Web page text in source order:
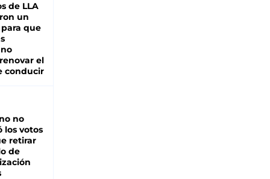
de LLA
un
que
el
conducir
no
los votos
retirar
de